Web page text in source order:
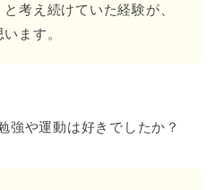
考え続けていた経験が、
ます。
や運動は好きでしたか？